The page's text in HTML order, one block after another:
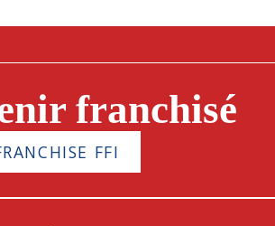
franchisé
FFI